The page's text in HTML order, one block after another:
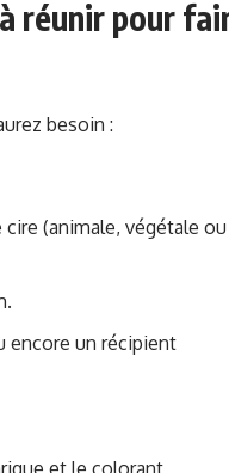
réunir pour
besoin :
(animale, végétale
encore un récipient